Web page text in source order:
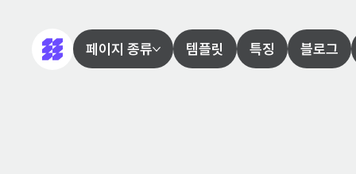
페이지 종류 템플릿 특징 블로그